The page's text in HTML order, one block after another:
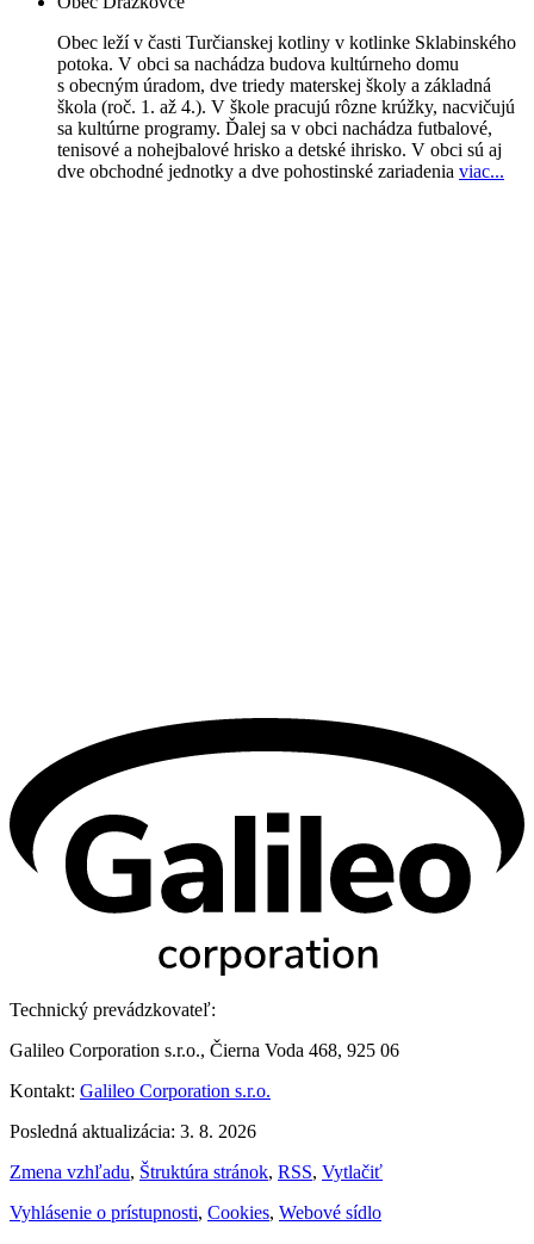
Obec leží v časti Turčianskej kotliny v kotlinke Sklabinského
potoka. V obci sa nachádza budova kultúrneho domu
s obecným úradom, dve triedy materskej školy a základná
škola (roč. 1. až 4.). V škole pracujú rôzne krúžky, nacvičujú
sa kultúrne programy. Ďalej sa v obci nachádza futbalové,
tenisové a nohejbalové hrisko a detské ihrisko. V obci sú aj
dve obchodné jednotky a dve pohostinské zariadenia viac...
Technický prevádzkovateľ:
Galileo Corporation s.r.o., Čierna Voda 468, 925 06
Kontakt: Galileo Corporation s.r.o.
Posledná aktualizácia: 3. 8. 2026
Zmena vzhľadu, Štruktúra stránok, RSS, Vytlačiť
Vyhlásenie o prístupnosti, Cookies, Webové sídlo